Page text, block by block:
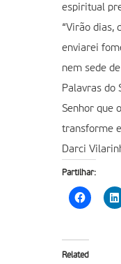
espiritual
“Virão dias,
enviarei
nem sede
Palavras do
Senhor que
transforme
Darci
Partilhar:
Related